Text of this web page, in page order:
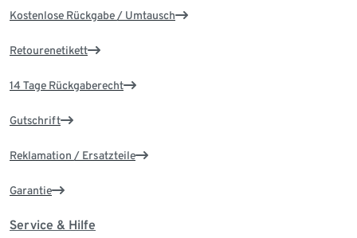
Kostenlose Rückgabe / Umtausch
Retourenetikett
14 Tage Rückgaberecht
Gutschrift
Reklamation / Ersatzteile
Garantie
Service & Hilfe